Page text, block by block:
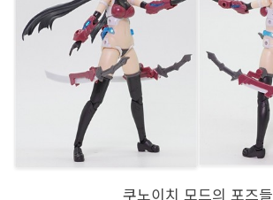
쿠노이치 모드의 포즈들